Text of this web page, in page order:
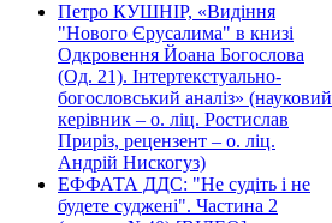
Петро КУШНІР, «Видіння
"Нового Єрусалима" в книзі
Одкровення Йоана Богослова
(Од. 21). Інтертекстуально-
богословський аналіз» (науковий
керівник – о. ліц. Ростислав
Приріз, рецензент – о. ліц.
Андрій Нискогуз)
ЕФФАТА ДДС: "Не судіть і не
будете суджені". Частина 2